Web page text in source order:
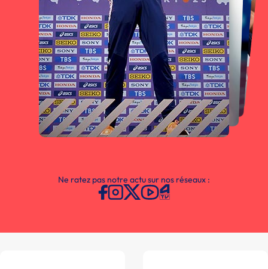
Ne ratez pas notre actu sur nos réseaux :